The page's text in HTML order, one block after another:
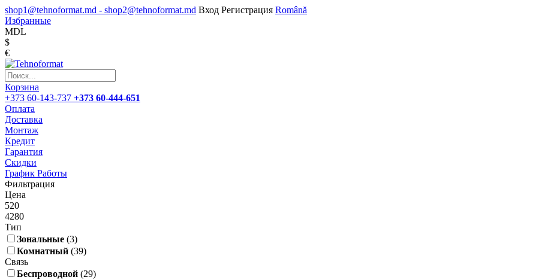
shop1@tehnoformat.md - shop2@tehnoformat.md Вход Регистрация Română
Избранные
MDL
$
€
Корзина
+373 60-143-737 +373 60-444-651
Оплата
Доставка
Монтаж
Кредит
Гарантия
Скидки
График Работы
Фильтрация
Цена
520
4280
Тип
Зональные (3)
Комнатный (39)
Связь
Беспроводной (29)